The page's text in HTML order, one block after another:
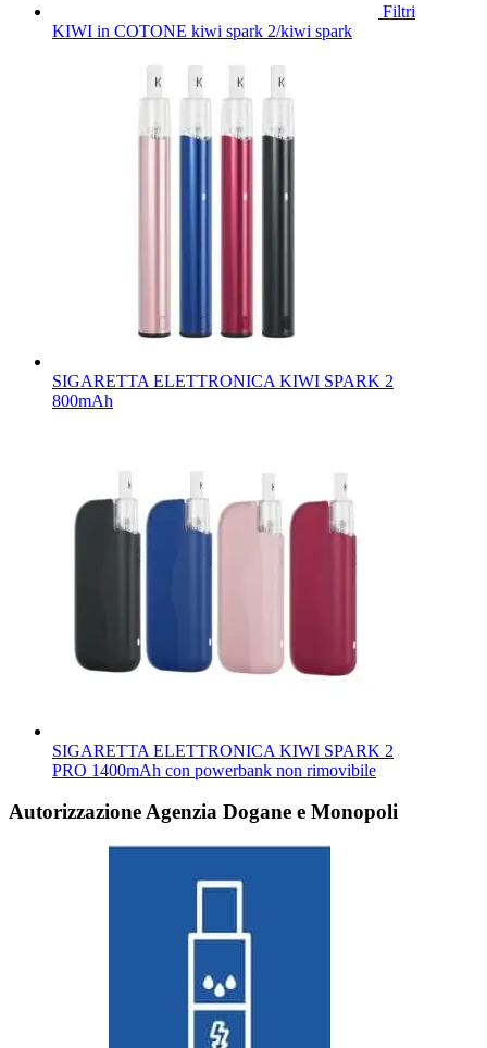
Filtri
KIWI in COTONE kiwi spark 2/kiwi spark
SIGARETTA ELETTRONICA KIWI SPARK 2
800mAh
SIGARETTA ELETTRONICA KIWI SPARK 2
PRO 1400mAh con powerbank non rimovibile
Autorizzazione Agenzia Dogane e Monopoli